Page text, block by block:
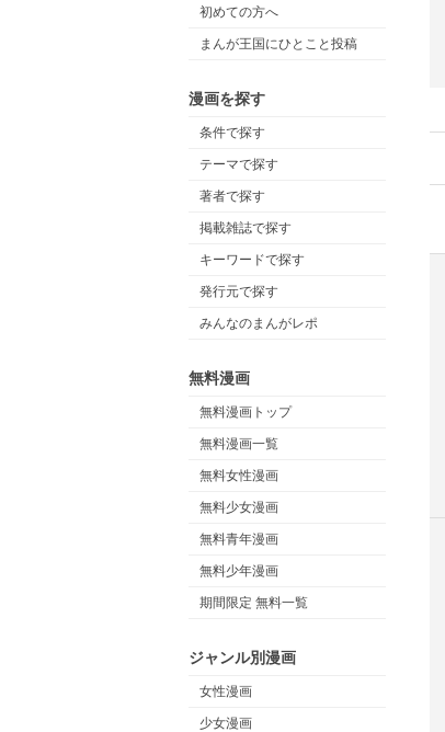
初めての方へ
まんが王国にひとこと投稿
漫画を探す
条件で探す
テーマで探す
著者で探す
掲載雑誌で探す
キーワードで探す
発行元で探す
みんなのまんがレポ
無料漫画
無料漫画トップ
無料漫画一覧
無料女性漫画
無料少女漫画
無料青年漫画
無料少年漫画
期間限定 無料一覧
ジャンル別漫画
女性漫画
少女漫画